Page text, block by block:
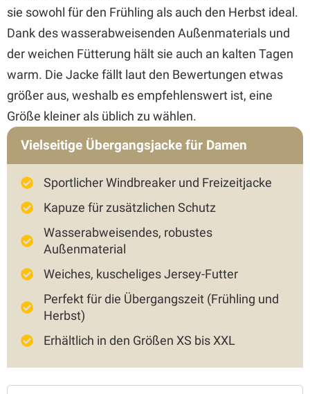
sie sowohl für den Frühling als auch den Herbst ideal.
Dank des wasserabweisenden Außenmaterials und
der weichen Fütterung hält sie auch an kalten Tagen
warm. Die Jacke fällt laut den Bewertungen etwas
größer aus, weshalb es empfehlenswert ist, eine
Größe kleiner als üblich zu wählen.
Vielseitige Übergangsjacke für Damen
Sportlicher Windbreaker und Freizeitjacke
Kapuze für zusätzlichen Schutz
Wasserabweisendes, robustes
Außenmaterial
Weiches, kuscheliges Jersey-Futter
Perfekt für die Übergangszeit (Frühling und
Herbst)
Erhältlich in den Größen XS bis XXL